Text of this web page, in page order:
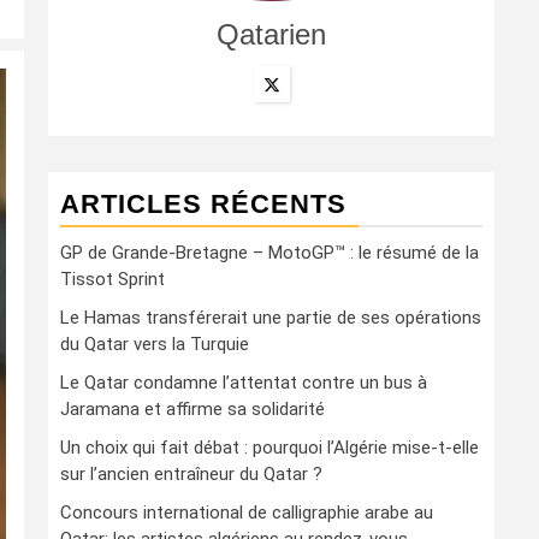
Qatarien
ARTICLES RÉCENTS
GP de Grande-Bretagne – MotoGP™ : le résumé de la
Tissot Sprint
Le Hamas transférerait une partie de ses opérations
du Qatar vers la Turquie
Le Qatar condamne l’attentat contre un bus à
Jaramana et affirme sa solidarité
Un choix qui fait débat : pourquoi l’Algérie mise-t-elle
sur l’ancien entraîneur du Qatar ?
Concours international de calligraphie arabe au